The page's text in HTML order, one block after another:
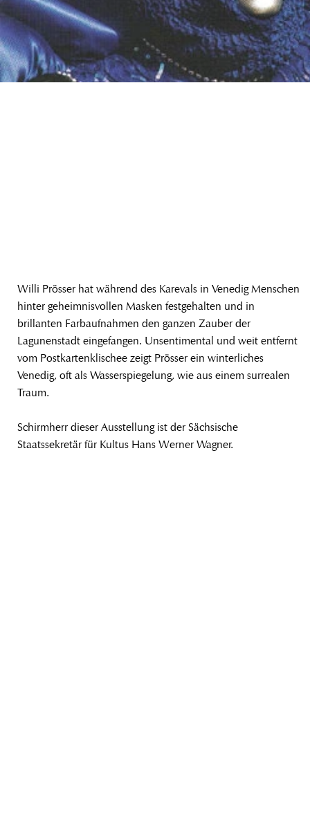
Willi Prösser hat während des Karevals in Venedig Menschen
hinter geheimnisvollen Masken festgehalten und in
brillanten Farbaufnahmen den ganzen Zauber der
Lagunenstadt eingefangen. Unsentimental und weit entfernt
vom Postkartenklischee zeigt Prösser ein winterliches
Venedig, oft als Wasserspiegelung, wie aus einem surrealen
Traum.
Schirmherr dieser Ausstellung ist der Sächsische
Staatssekretär für Kultus Hans Werner Wagner.